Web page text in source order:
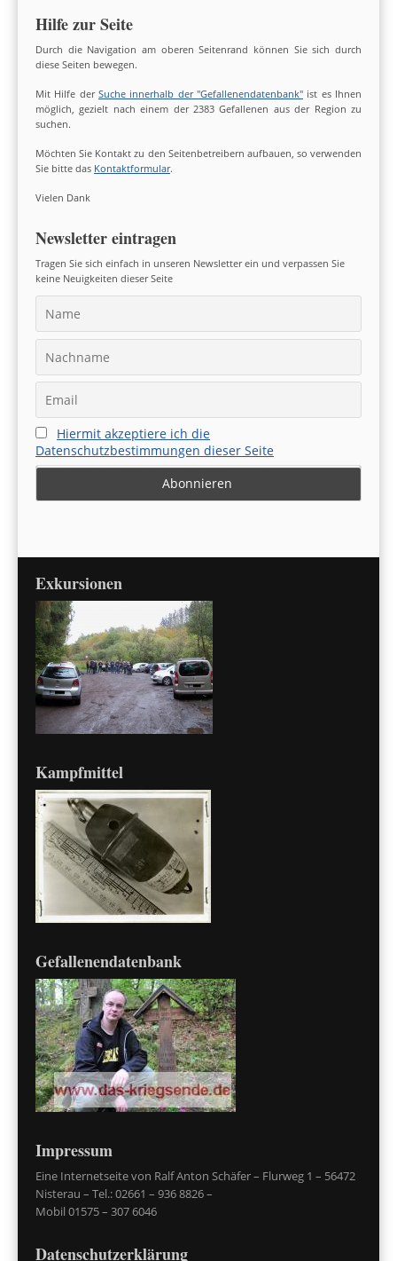
Hilfe zur Seite
Durch die Navigation am oberen Seitenrand können Sie sich durch
diese Seiten bewegen.
Mit Hilfe der Suche innerhalb der "Gefallenendatenbank" ist es Ihnen
möglich, gezielt nach einem der 2383 Gefallenen aus der Region zu
suchen.
Möchten Sie Kontakt zu den Seitenbetreibern aufbauen, so verwenden
Sie bitte das Kontaktformular.
Vielen Dank
Newsletter eintragen
Tragen Sie sich einfach in unseren Newsletter ein und verpassen Sie
keine Neuigkeiten dieser Seite
Hiermit akzeptiere ich die
Datenschutzbestimmungen dieser Seite
Exkursionen
Kampfmittel
Gefallenendatenbank
Impressum
Eine Internetseite von Ralf Anton Schäfer – Flurweg 1 – 56472
Nisterau – Tel.: 02661 – 936 8826 –
Mobil 01575 – 307 6046
Datenschutzerklärung